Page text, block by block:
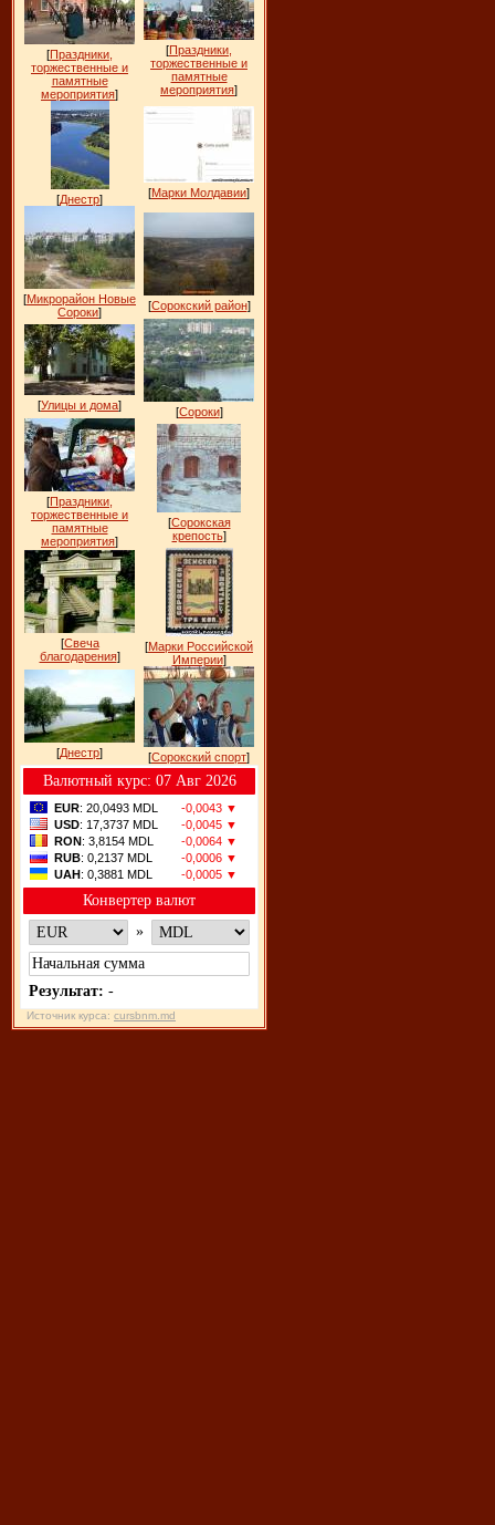
[Праздники,
торжественные и
памятные
мероприятия]
[Праздники,
торжественные и
памятные
мероприятия]
[Днестр] [Марки Молдавии]
[Микрорайон Новые
Сороки] [Сорокский район]
[Улицы и дома] [Сороки]
[Праздники,
торжественные и
памятные
мероприятия]
[Сорокская
крепость]
[Свеча
благодарения]
[Марки Российской
Империи]
[Днестр] [Сорокский спорт]
Bалютный курс: 07 Авг 2026
EUR: 20,0493 MDL
-0,0043 ▼
USD: 17,3737 MDL
-0,0045 ▼
RON: 3,8154 MDL
-0,0064 ▼
RUB: 0,2137 MDL
-0,0006 ▼
UAH: 0,3881 MDL -0,0005 ▼
Конвертер валют
»
Результат: -
Источник курса: cursbnm.md